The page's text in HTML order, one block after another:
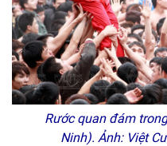
Rước quan đám
Ninh). Ảnh: Việt